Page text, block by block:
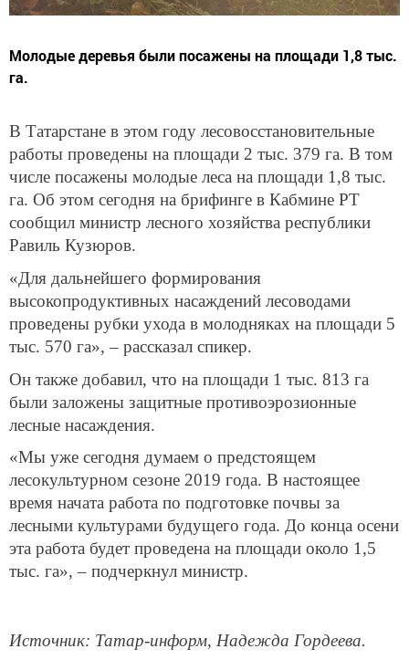
Молодые деревья были посажены на площади 1,8 тыс.
га.
В Татарстане в этом году лесовосстановительные
работы проведены на площади 2 тыс. 379 га. В том
числе посажены молодые леса на площади 1,8 тыс.
га. Об этом сегодня на брифинге в Кабмине РТ
сообщил министр лесного хозяйства республики
Равиль Кузюров.
«Для дальнейшего формирования
высокопродуктивных насаждений лесоводами
проведены рубки ухода в молодняках на площади 5
тыс. 570 га», – рассказал спикер.
Он также добавил, что на площади 1 тыс. 813 га
были заложены защитные противоэрозионные
лесные насаждения.
«Мы уже сегодня думаем о предстоящем
лесокультурном сезоне 2019 года. В настоящее
время начата работа по подготовке почвы за
лесными культурами будущего года. До конца осени
эта работа будет проведена на площади около 1,5
тыс. га», – подчеркнул министр.
Источник: Татар-информ, Надежда Гордеева.